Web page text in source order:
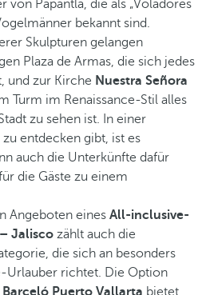
von Papantla, die als „Voladores
bekannt sind.
Skulpturen gelangen
Plaza de Armas, die sich jedes
und zur Kirche Nuestra Señora
Turm im Renaissance-Stil alles
zu sehen ist. In einer
entdecken gibt, ist es
auch die Unterkünfte dafür
die Gäste zu einem
Angeboten eines All-inclusive-
Jalisco zählt auch die
die sich an besonders
Urlauber richtet. Die Option
Barceló Puerto Vallarta bietet